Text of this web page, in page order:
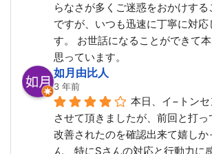
らなさが多くご迷惑をおかけす
ですが、いつも迅速に丁寧に対応
す。 お世話になることができて
思っています。
如月由比人
3 年前
本日、イ−トン
させて頂きましたが、前回と打っ
改善されたのを確認出来て嬉しか
ん、特にSさんの対応と行動力に